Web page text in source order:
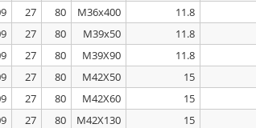
11.8
M36x400
80
27
11.8
M39x50
80
27
11.8
M39X90
80
27
15
M42X50
80
27
15
M42X60
80
27
15
M42X130
80
27